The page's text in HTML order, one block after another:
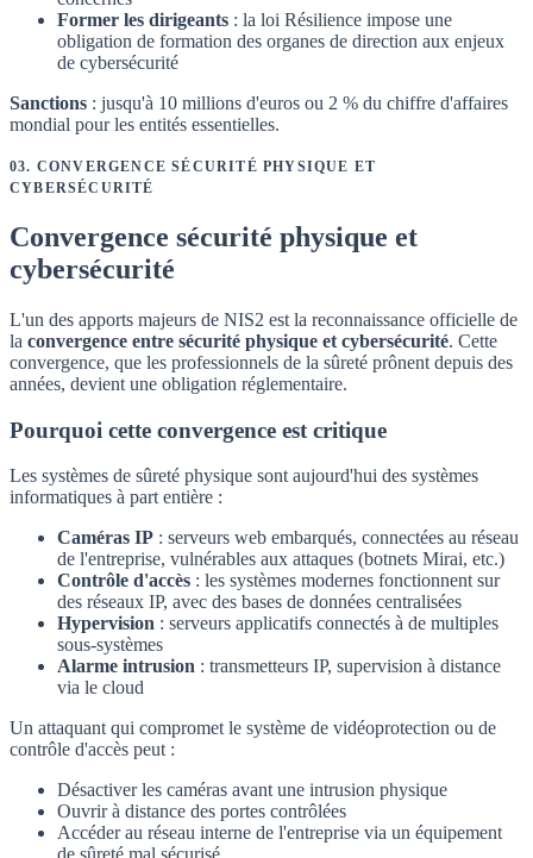
Former les dirigeants : la loi Résilience impose une
obligation de formation des organes de direction aux enjeux
de cybersécurité
Sanctions : jusqu'à 10 millions d'euros ou 2 % du chiffre d'affaires
mondial pour les entités essentielles.
03. CONVERGENCE SÉCURITÉ PHYSIQUE ET
CYBERSÉCURITÉ
Convergence sécurité physique et
cybersécurité
L'un des apports majeurs de NIS2 est la reconnaissance officielle de
la convergence entre sécurité physique et cybersécurité. Cette
convergence, que les professionnels de la sûreté prônent depuis des
années, devient une obligation réglementaire.
Pourquoi cette convergence est critique
Les systèmes de sûreté physique sont aujourd'hui des systèmes
informatiques à part entière :
Caméras IP : serveurs web embarqués, connectées au réseau
de l'entreprise, vulnérables aux attaques (botnets Mirai, etc.)
Contrôle d'accès : les systèmes modernes fonctionnent sur
des réseaux IP, avec des bases de données centralisées
Hypervision : serveurs applicatifs connectés à de multiples
sous-systèmes
Alarme intrusion : transmetteurs IP, supervision à distance
via le cloud
Un attaquant qui compromet le système de vidéoprotection ou de
contrôle d'accès peut :
Désactiver les caméras avant une intrusion physique
Ouvrir à distance des portes contrôlées
Accéder au réseau interne de l'entreprise via un équipement